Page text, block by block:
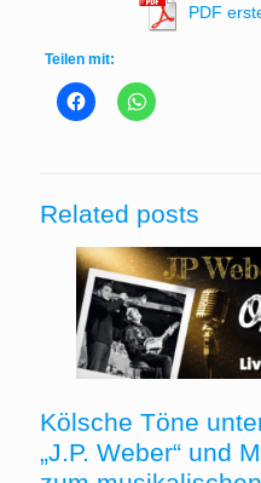
PDF
Teilen mit:
Related posts
Kölsche Töne
„J.P. Weber“ und